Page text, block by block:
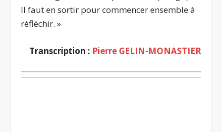
Il faut en sortir pour commencer ensemble à
réfléchir. »
Transcription : Pierre GELIN-MONASTIER